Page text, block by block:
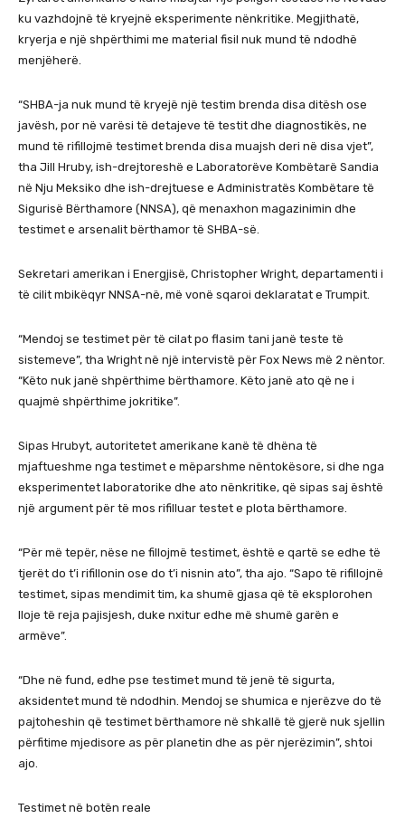
ku vazhdojnë të kryejnë eksperimente nënkritike. Megjithatë,
kryerja e një shpërthimi me material fisil nuk mund të ndodhë
menjëherë.
“SHBA-ja nuk mund të kryejë një testim brenda disa ditësh ose
javësh, por në varësi të detajeve të testit dhe diagnostikës, ne
mund të rifillojmë testimet brenda disa muajsh deri në disa vjet”,
tha Jill Hruby, ish-drejtoreshë e Laboratorëve Kombëtarë Sandia
në Nju Meksiko dhe ish-drejtuese e Administratës Kombëtare të
Sigurisë Bërthamore (NNSA), që menaxhon magazinimin dhe
testimet e arsenalit bërthamor të SHBA-së.
Sekretari amerikan i Energjisë, Christopher Wright, departamenti i
të cilit mbikëqyr NNSA-në, më vonë sqaroi deklaratat e Trumpit.
“Mendoj se testimet për të cilat po flasim tani janë teste të
sistemeve”, tha Wright në një intervistë për Fox News më 2 nëntor.
“Këto nuk janë shpërthime bërthamore. Këto janë ato që ne i
quajmë shpërthime jokritike”.
Sipas Hrubyt, autoritetet amerikane kanë të dhëna të
mjaftueshme nga testimet e mëparshme nëntokësore, si dhe nga
eksperimentet laboratorike dhe ato nënkritike, që sipas saj është
një argument për të mos rifilluar testet e plota bërthamore.
“Për më tepër, nëse ne fillojmë testimet, është e qartë se edhe të
tjerët do t’i rifillonin ose do t’i nisnin ato”, tha ajo. “Sapo të rifillojnë
testimet, sipas mendimit tim, ka shumë gjasa që të eksplorohen
lloje të reja pajisjesh, duke nxitur edhe më shumë garën e
armëve”.
“Dhe në fund, edhe pse testimet mund të jenë të sigurta,
aksidentet mund të ndodhin. Mendoj se shumica e njerëzve do të
pajtoheshin që testimet bërthamore në shkallë të gjerë nuk sjellin
përfitime mjedisore as për planetin dhe as për njerëzimin”, shtoi
ajo.
Testimet në botën reale